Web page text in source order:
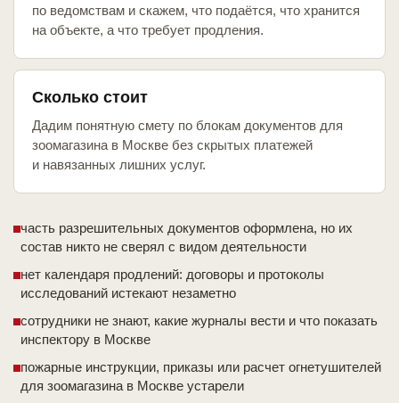
по ведомствам и скажем, что подаётся, что хранится
на объекте, а что требует продления.
Сколько стоит
Дадим понятную смету по блокам документов для
зоомагазина в Москве без скрытых платежей
и навязанных лишних услуг.
часть разрешительных документов оформлена, но их
состав никто не сверял с видом деятельности
нет календаря продлений: договоры и протоколы
исследований истекают незаметно
сотрудники не знают, какие журналы вести и что показать
инспектору в Москве
пожарные инструкции, приказы или расчет огнетушителей
для зоомагазина в Москве устарели